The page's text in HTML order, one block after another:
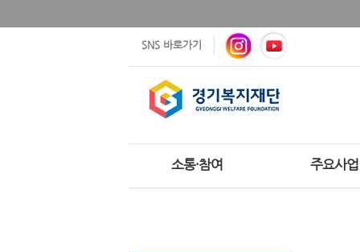
SNS 바로가기
소통·참여 주요사업